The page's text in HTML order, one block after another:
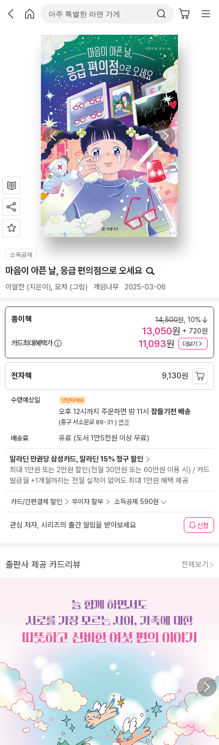
소득공제
마음이 아픈 날, 응급 편의점으로 오세요
이알찬 (지은이), 모차 (그림) 개암나무 2025-03-06
종이책 14,500원, 10%
13,050원 + 720원
카드최대혜택가
11,093원 더보기
전자책 9,130원
수령예상일 양탄자배송
오후 12시까지 주문하면 밤 11시 잠들기전 배송
(중구 서소문로 89-31 ) 변경
배송료 유료 (도서 1만5천원 이상 무료)
알라딘 만권당 삼성카드, 알라딘 15% 청구 할인
최대 1만원 또는 2만원 할인(전월 30만원 또는 60만원 이용 시) / 카드
발급월 +1개월까지는 전월 실적이 없어도 최대 1만원 혜택 제공
카드/간편결제 할인 무이자 할부 소득공제 590원
관심 저자, 시리즈의 출간 알림을 받아보세요 신청
출판사 제공 카드리뷰 전체보기